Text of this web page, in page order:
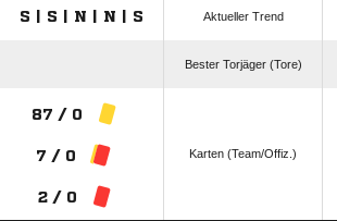
S | S | N | N | S Aktueller Trend
Bester Torjäger (Tore)
87 / 0
7 / 0
2 / 0
Karten (Team/Offiz.)